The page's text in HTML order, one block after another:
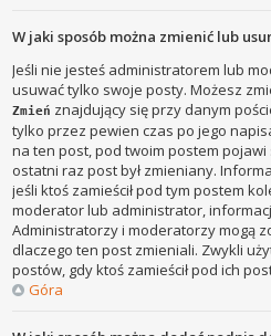
W jaki sposób można zmienić lub
Jeśli nie jesteś administratorem lub
usuwać tylko swoje posty. Możesz
Zmień znajdujący się przy danym
tylko przez pewien czas po jego
na ten post, pod twoim postem
ostatni raz post był zmieniany.
jeśli ktoś zamieścił pod tym postem
moderator lub administrator,
Administratorzy i moderatorzy mogą
dlaczego ten post zmieniali. Zwykli
postów, gdy ktoś zamieścił pod ich
Góra